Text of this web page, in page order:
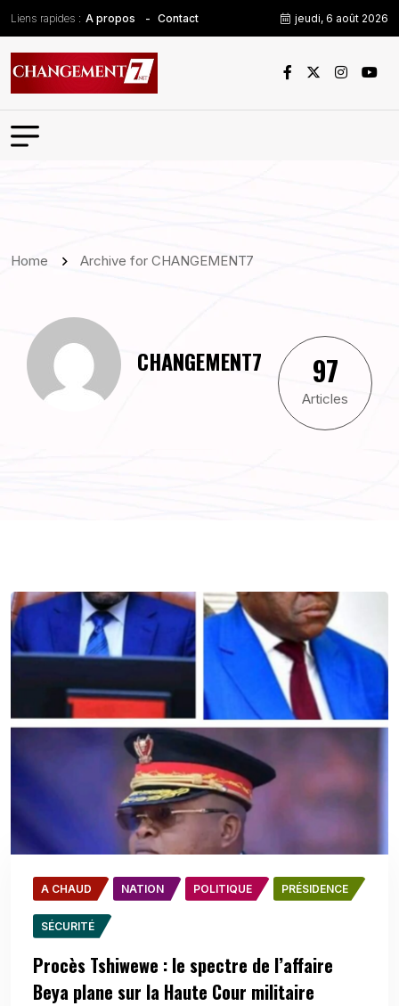
Liens rapides : A propos Contact jeudi, 6 août 2026
Home Archive for CHANGEMENT7
CHANGEMENT7 97
Articles
A CHAUD NATION POLITIQUE PRÉSIDENCE
SÉCURITÉ
Procès Tshiwewe : le spectre de l’affaire
Beya plane sur la Haute Cour militaire